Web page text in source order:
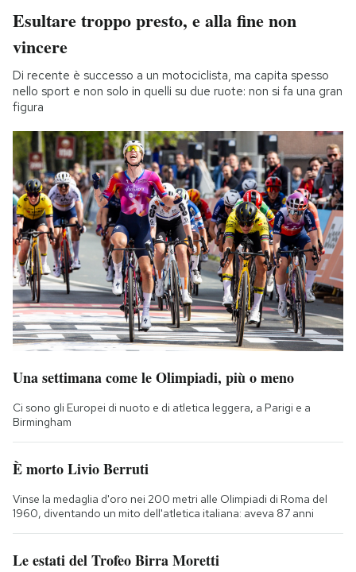
Esultare troppo presto, e alla fine non
vincere
Di recente è successo a un motociclista, ma capita spesso
nello sport e non solo in quelli su due ruote: non si fa una gran
figura
Una settimana come le Olimpiadi, più o meno
Ci sono gli Europei di nuoto e di atletica leggera, a Parigi e a
Birmingham
È morto Livio Berruti
Vinse la medaglia d'oro nei 200 metri alle Olimpiadi di Roma del
1960, diventando un mito dell'atletica italiana: aveva 87 anni
Le estati del Trofeo Birra Moretti